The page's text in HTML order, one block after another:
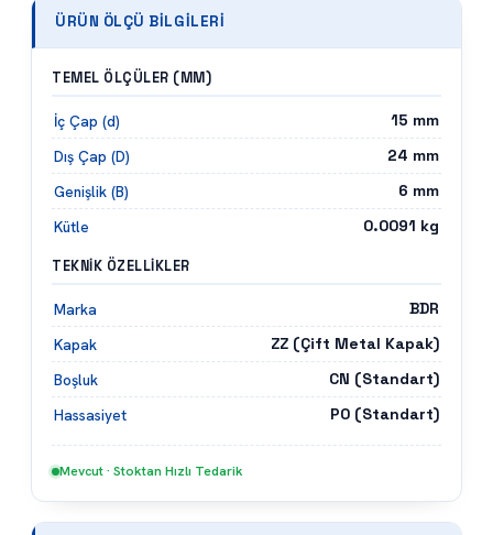
ÜRÜN ÖLÇÜ BILGILERI
TEMEL ÖLÇÜLER (MM)
İç Çap (d) 15 mm
Dış Çap (D)
24 mm
Genişlik (B)
6 mm
Kütle
0.0091 kg
TEKNIK ÖZELLIKLER
Marka
BDR
Kapak
ZZ (Çift Metal Kapak)
Boşluk
CN (Standart)
Hassasiyet
P0 (Standart)
Mevcut · Stoktan Hızlı Tedarik